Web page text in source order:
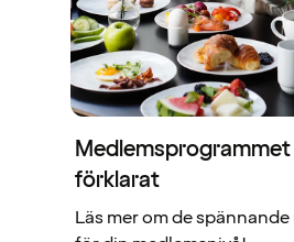
förklarat
Läs mer om de